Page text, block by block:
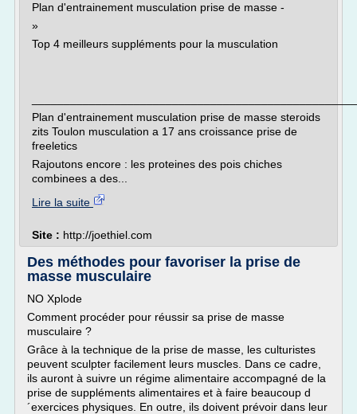
Plan d'entrainement musculation prise de masse -
»
Top 4 meilleurs suppléments pour la musculation
Plan d'entrainement musculation prise de masse steroids
zits Toulon musculation a 17 ans croissance prise de
freeletics
Rajoutons encore : les proteines des pois chiches
combinees a des...
Lire la suite
Site : http://joethiel.com
Des méthodes pour favoriser la prise de
masse musculaire
NO Xplode
Comment procéder pour réussir sa prise de masse
musculaire ?
Grâce à la technique de la prise de masse, les culturistes
peuvent sculpter facilement leurs muscles. Dans ce cadre,
ils auront à suivre un régime alimentaire accompagné de la
prise de suppléments alimentaires et à faire beaucoup d
´exercices physiques. En outre, ils doivent prévoir dans leur